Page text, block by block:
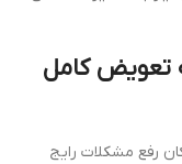
تعویض کامل
رفع مشکلات رایج